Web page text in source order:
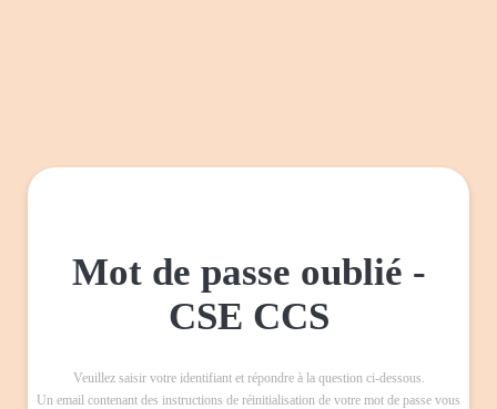
Mot de passe oublié -
CSE CCS
Veuillez saisir votre identifiant et répondre à la question ci-dessous.
Un email contenant des instructions de réinitialisation de votre mot de passe vous